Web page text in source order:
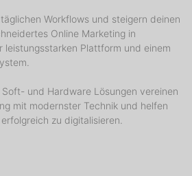
tba
Chill Area:
ingo-gnito/mauddib-
Workflows und steigern deinen
Online Marketing in
leistungsstarken Plattform und einem
und Hardware Lösungen vereinen
mit modernster Technik und helfen
zu digitalisieren.